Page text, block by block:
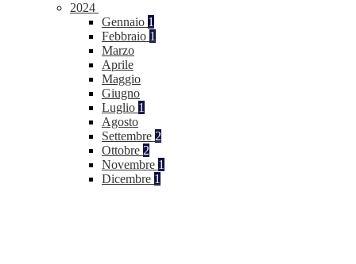
2024
Gennaio 1
Febbraio 1
Marzo
Aprile
Maggio
Giugno
Luglio 1
Agosto
Settembre 2
Ottobre 2
Novembre 1
Dicembre 1